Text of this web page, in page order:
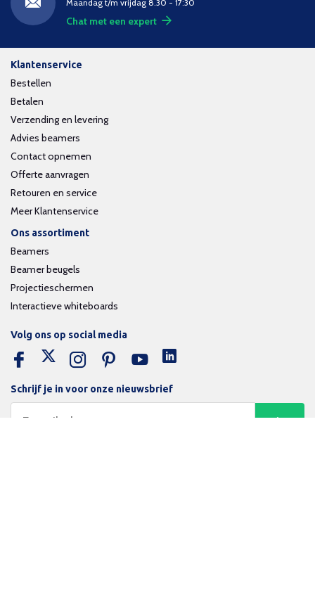
Maandag t/m vrijdag 8.30 - 17:30
Chat met een expert
Klantenservice
Bestellen
Betalen
Verzending en levering
Advies beamers
Contact opnemen
Offerte aanvragen
Retouren en service
Meer Klantenservice
Ons assortiment
Beamers
Beamer beugels
Projectieschermen
Interactieve whiteboards
Schrijf je in voor onze nieuwsbrief
Volg ons op social media